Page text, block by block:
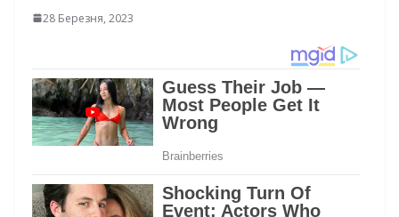
28 Березня, 2023